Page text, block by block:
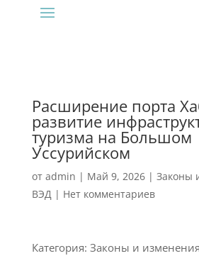
Расширение порта
развитие
туризма на Большом
Уссурийском
от admin | Май 9, 2026| Законы
ВЭД| Нет комментариев
Категория: Законы и